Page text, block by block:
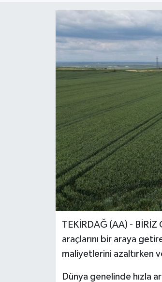
TEKİRDAĞ (AA) -
araçlarını bir araya
maliyetlerini azaltırken
​​​​​​​Dünya genelinde hızla